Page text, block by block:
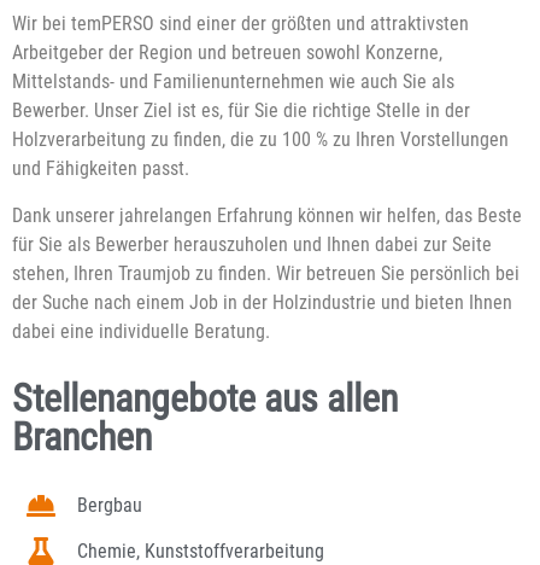
Wir bei temPERSO sind einer der größten und attraktivsten
Arbeitgeber der Region und betreuen sowohl Konzerne,
Mittelstands- und Familienunternehmen wie auch Sie als
Bewerber. Unser Ziel ist es, für Sie die richtige Stelle in der
Holzverarbeitung zu finden, die zu 100 % zu Ihren Vorstellungen
und Fähigkeiten passt.
Dank unserer jahrelangen Erfahrung können wir helfen, das Beste
für Sie als Bewerber herauszuholen und Ihnen dabei zur Seite
stehen, Ihren Traumjob zu finden. Wir betreuen Sie persönlich bei
der Suche nach einem Job in der Holzindustrie und bieten Ihnen
dabei eine individuelle Beratung.
Stellenangebote aus allen
Branchen
Bergbau
Chemie, Kunststoffverarbeitung